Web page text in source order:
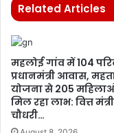
Related Articles
महलोई गांव में 104
प्रधानमंत्री आवास,
योजना से 205
मिल रहा लाभ: वित्त
चौधरी…